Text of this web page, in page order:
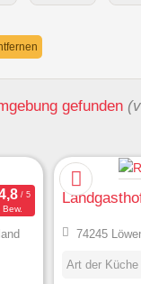
im Freien
gefunden
Bew.
74245
Art der Küche